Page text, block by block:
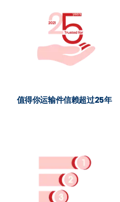
值得你运输件信赖超过25年